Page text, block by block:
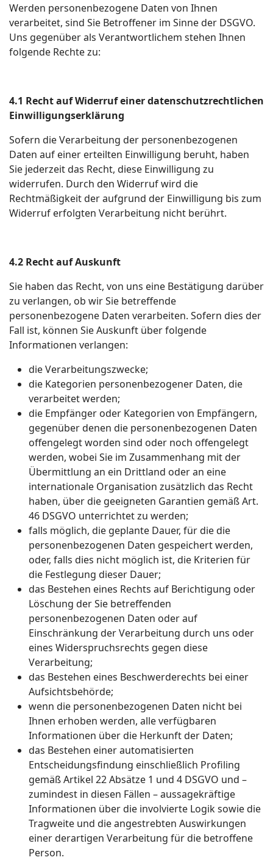
Werden personenbezogene Daten von Ihnen
verarbeitet, sind Sie Betroffener im Sinne der DSGVO.
Uns gegenüber als Verantwortlichem stehen Ihnen
folgende Rechte zu:
4.1 Recht auf Widerruf einer datenschutzrechtlichen
Einwilligungserklärung
Sofern die Verarbeitung der personenbezogenen
Daten auf einer erteilten Einwilligung beruht, haben
Sie jederzeit das Recht, diese Einwilligung zu
widerrufen. Durch den Widerruf wird die
Rechtmäßigkeit der aufgrund der Einwilligung bis zum
Widerruf erfolgten Verarbeitung nicht berührt.
4.2 Recht auf Auskunft
Sie haben das Recht, von uns eine Bestätigung darüber
zu verlangen, ob wir Sie betreffende
personenbezogene Daten verarbeiten. Sofern dies der
Fall ist, können Sie Auskunft über folgende
Informationen verlangen:
die Verarbeitungszwecke;
die Kategorien personenbezogener Daten, die
verarbeitet werden;
die Empfänger oder Kategorien von Empfängern,
gegenüber denen die personenbezogenen Daten
offengelegt worden sind oder noch offengelegt
werden, wobei Sie im Zusammenhang mit der
Übermittlung an ein Drittland oder an eine
internationale Organisation zusätzlich das Recht
haben, über die geeigneten Garantien gemäß Art.
46 DSGVO unterrichtet zu werden;
falls möglich, die geplante Dauer, für die die
personenbezogenen Daten gespeichert werden,
oder, falls dies nicht möglich ist, die Kriterien für
die Festlegung dieser Dauer;
das Bestehen eines Rechts auf Berichtigung oder
Löschung der Sie betreffenden
personenbezogenen Daten oder auf
Einschränkung der Verarbeitung durch uns oder
eines Widerspruchsrechts gegen diese
Verarbeitung;
das Bestehen eines Beschwerderechts bei einer
Aufsichtsbehörde;
wenn die personenbezogenen Daten nicht bei
Ihnen erhoben werden, alle verfügbaren
Informationen über die Herkunft der Daten;
das Bestehen einer automatisierten
Entscheidungsfindung einschließlich Profiling
gemäß Artikel 22 Absätze 1 und 4 DSGVO und –
zumindest in diesen Fällen – aussagekräftige
Informationen über die involvierte Logik sowie die
Tragweite und die angestrebten Auswirkungen
einer derartigen Verarbeitung für die betroffene
Person.